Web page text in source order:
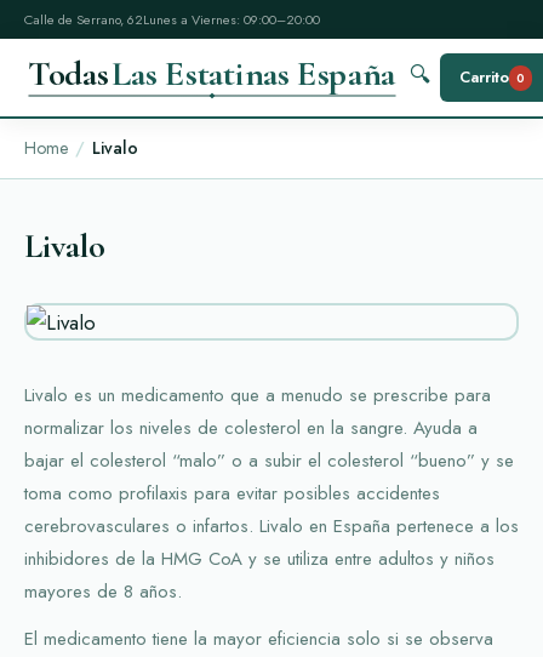
Calle de Serrano, 62Lunes a Viernes: 09:00–20:00
TodasLas Estatinas España 🔍 Carrito 0
Home Livalo
Livalo
Livalo es un medicamento que a menudo se prescribe para
normalizar los niveles de colesterol en la sangre. Ayuda a
bajar el colesterol “malo” o a subir el colesterol “bueno” y se
toma como profilaxis para evitar posibles accidentes
cerebrovasculares o infartos. Livalo en España pertenece a los
inhibidores de la HMG CoA y se utiliza entre adultos y niños
mayores de 8 años.
El medicamento tiene la mayor eficiencia solo si se observa